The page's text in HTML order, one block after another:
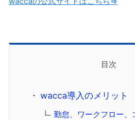
目次
wacca導入のメリット
勤怠、ワークフロー、